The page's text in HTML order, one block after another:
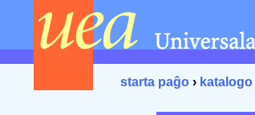
starta paĝo › katalogo